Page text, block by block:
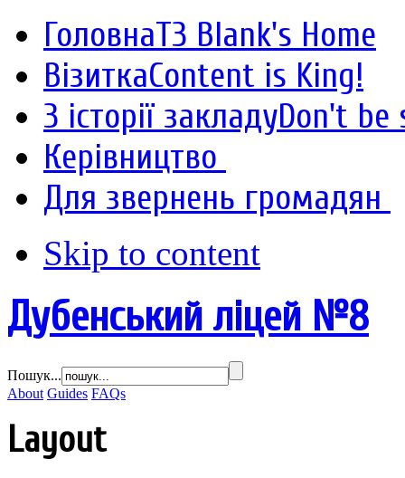
ГоловнаT3 Blank's Home
ВізиткаContent is King!
З історії закладуDon't be
Керівництво
Для звернень громадян
Skip to content
Дубенський ліцей №8
Пошук...
About Guides FAQs
Layout